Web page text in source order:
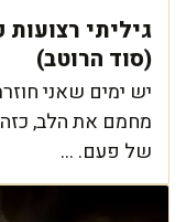
(סוד הרוטב)
יש ימים שאני
מחמם את הלב,
של פעם. ...